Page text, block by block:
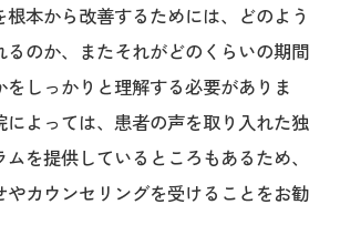
根本から改善するためには、どのよう
るのか、またそれがどのくらいの期間
をしっかりと理解する必要がありま
によっては、患者の声を取り入れた独
を提供しているところもあるため、
やカウンセリングを受けることをお勧